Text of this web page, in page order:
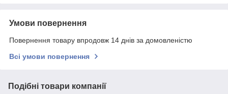
Умови повернення
Повернення товару впродовж 14 днів за домовленістю
Всі умови повернення
Подібні товари компанії